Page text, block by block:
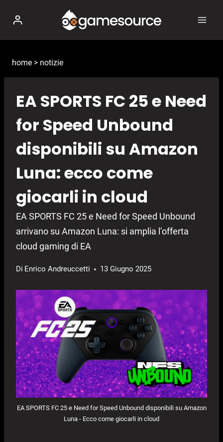
contenuto
home > notizie
EA SPORTS FC 25 e Need
for Speed Unbound
disponibili su Amazon
Luna: ecco come
giocarli in cloud
EA SPORTS FC 25 e Need for Speed Unbound
arrivano su Amazon Luna: si amplia l’offerta
cloud gaming di EA
Di Enrico Andreuccetti 13 Giugno 2025
EA SPORTS FC 25 e Need for Speed Unbound disponibili su Amazon
Luna - Ecco come giocarli in cloud